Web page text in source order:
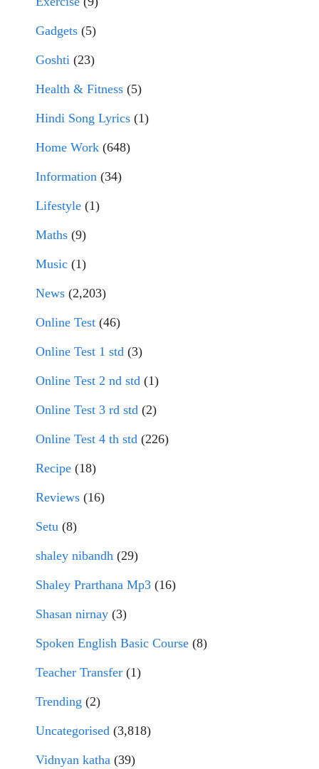
Gadgets (5)
Goshti (23)
Health & Fitness (5)
Hindi Song Lyrics (1)
Home Work (648)
Information (34)
Lifestyle (1)
Maths (9)
Music (1)
News (2,203)
Online Test (46)
Online Test 1 std (3)
Online Test 2 nd std (1)
Online Test 3 rd std (2)
Online Test 4 th std (226)
Recipe (18)
Reviews (16)
Setu (8)
shaley nibandh (29)
Shaley Prarthana Mp3 (16)
Shasan nirnay (3)
Spoken English Basic Course (8)
Teacher Transfer (1)
Trending (2)
Uncategorised (3,818)
Vidnyan katha (39)